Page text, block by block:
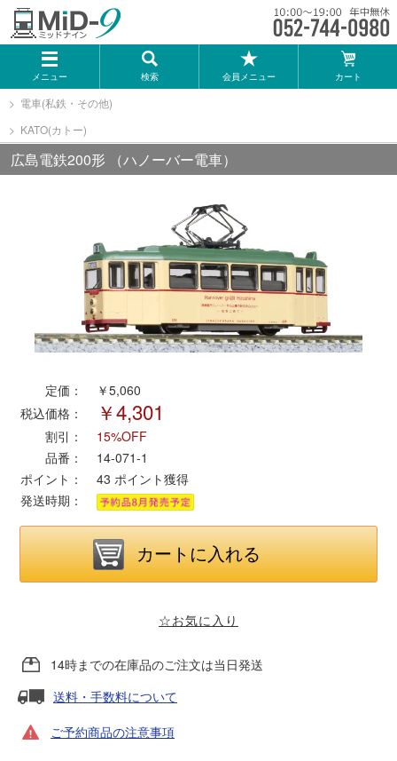
メニュー 検索 会員メニュー カート
メーカー一覧
TOMIX
KATO
トミーテック
マイクロエース
Bトレインショーティー
タカラトミー（プラレール）
ポポンデッタ
MODEMO(モデモ)
さんけい
トラムウェイ
電車(私鉄・その他)
KATO(カトー)
広島電鉄200形 （ハノーバー電車）
定価：
￥5,060
税込価格：
￥4,301
割引：
15%OFF
品番：
14-071-1
ポイント：
43 ポイント獲得
発送時期：
☆お気に入り
14時までの在庫品のご注文は当日発送
送料・手数料について
ご予約商品の注意事項